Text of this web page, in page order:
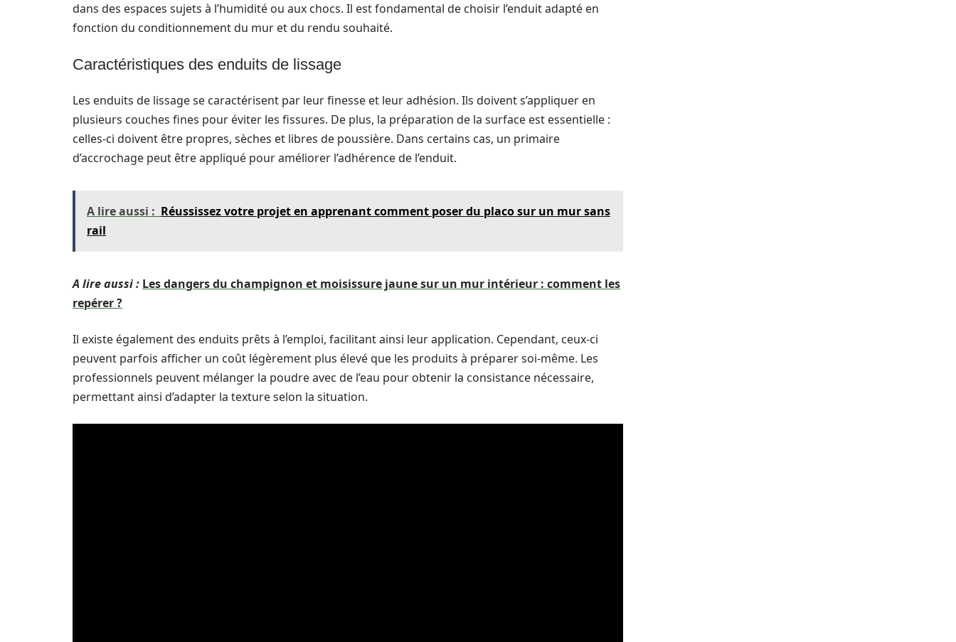
dans des espaces sujets à l’humidité ou aux chocs. Il est fondamental de choisir l’enduit adapté en
fonction du conditionnement du mur et du rendu souhaité.
Caractéristiques des enduits de lissage
Les enduits de lissage se caractérisent par leur finesse et leur adhésion. Ils doivent s’appliquer en
plusieurs couches fines pour éviter les fissures. De plus, la préparation de la surface est essentielle :
celles-ci doivent être propres, sèches et libres de poussière. Dans certains cas, un primaire
d’accrochage peut être appliqué pour améliorer l’adhérence de l’enduit.
A lire aussi : Réussissez votre projet en apprenant comment poser du placo sur un mur sans
rail
A lire aussi : Les dangers du champignon et moisissure jaune sur un mur intérieur : comment les
repérer ?
Il existe également des enduits prêts à l’emploi, facilitant ainsi leur application. Cependant, ceux-ci
peuvent parfois afficher un coût légèrement plus élevé que les produits à préparer soi-même. Les
professionnels peuvent mélanger la poudre avec de l’eau pour obtenir la consistance nécessaire,
permettant ainsi d’adapter la texture selon la situation.